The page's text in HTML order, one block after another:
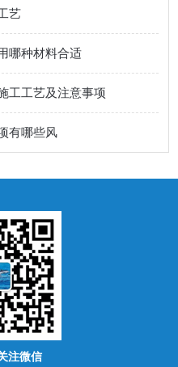
艺
哪种材料合适
工工艺及注意事项
有哪些风
注微信